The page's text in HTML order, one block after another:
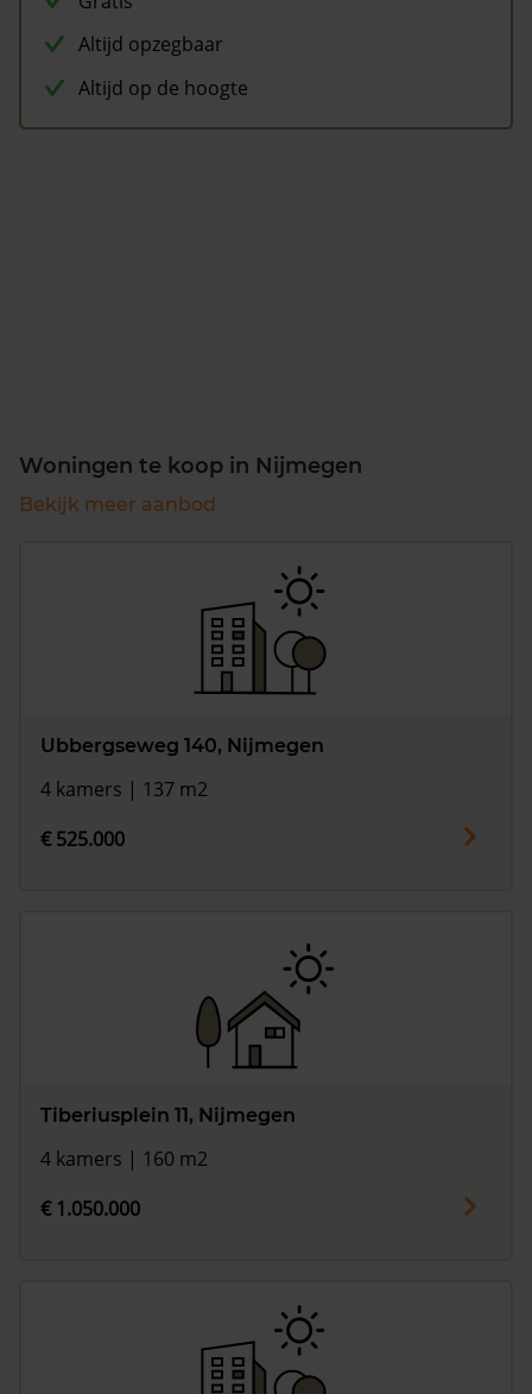
Altijd opzegbaar
Altijd op de hoogte
Woningen te koop in Nijmegen
Bekijk meer aanbod
Ubbergseweg 140, Nijmegen
4 kamers | 137 m2
€ 525.000
Tiberiusplein 11, Nijmegen
4 kamers | 160 m2
€ 1.050.000